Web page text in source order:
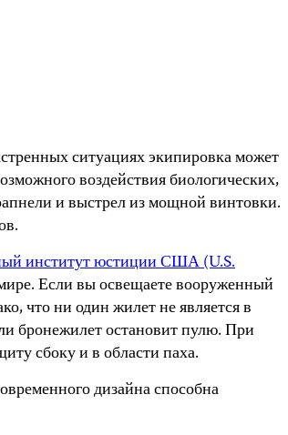
ситуациях экипировка может
воздействия биологических,
и выстрел из мощной винтовки.
институт юстиции США (U.S.
Если вы освещаете вооруженный
что ни один жилет не является в
бронежилет остановит пулю. При
сбоку и в области паха.
дизайна способна